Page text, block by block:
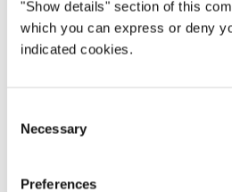
"Show details" section of this
which you can express or deny
indicated cookies.
Selection
Necessary
Preferences